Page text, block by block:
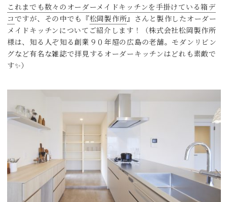
これまでも数々のオーダーメイドキッチンを手掛けている箱デ
コ ですが、その中でも『 松岡製作所』さんと製作したオーダー
メイドキッチンについてご紹介します！（株式会社松岡製作所
様は、知る人ぞ知る創業９０年超の広島の老舗。モダンリビン
グなど有名な雑誌で拝見するオーダーキッチンはどれも素敵で
す✨）